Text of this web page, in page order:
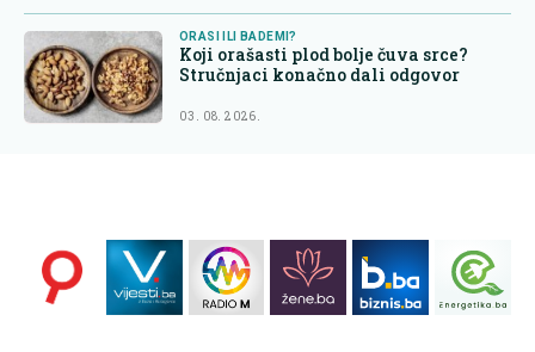
ORASI ILI BADEMI?
Koji orašasti plod bolje čuva srce?
Stručnjaci konačno dali odgovor
03. 08. 2026.